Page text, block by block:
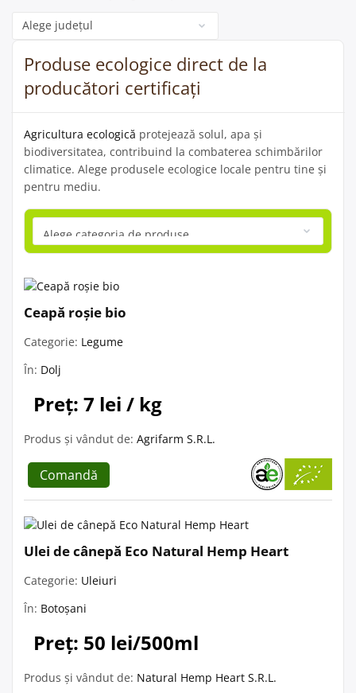
Categorie
Produse ecologice direct de la
producători certificați
Agricultura ecologică protejează solul, apa și
biodiversitatea, contribuind la combaterea schimbărilor
climatice. Alege produsele ecologice locale pentru tine și
pentru mediu.
Ceapă roșie bio
Categorie: Legume
În: Dolj
Preț: 7 lei / kg
Produs și vândut de: Agrifarm S.R.L.
Comandă
Ulei de cânepă Eco Natural Hemp Heart
Categorie: Uleiuri
În: Botoșani
Preț: 50 lei/500ml
Produs și vândut de: Natural Hemp Heart S.R.L.